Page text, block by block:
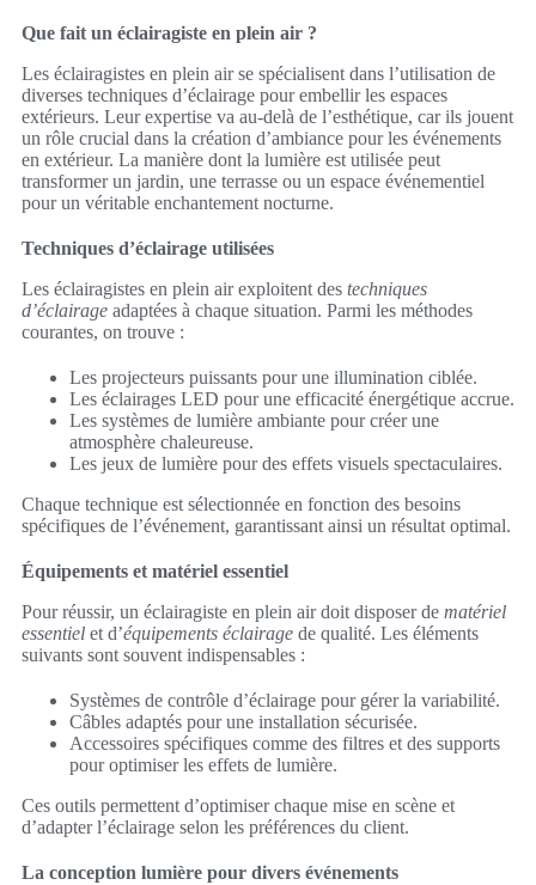
Que fait un éclairagiste en plein air ?
Les éclairagistes en plein air se spécialisent dans l’utilisation de
diverses techniques d’éclairage pour embellir les espaces
extérieurs. Leur expertise va au-delà de l’esthétique, car ils jouent
un rôle crucial dans la création d’ambiance pour les événements
en extérieur. La manière dont la lumière est utilisée peut
transformer un jardin, une terrasse ou un espace événementiel
pour un véritable enchantement nocturne.
Techniques d’éclairage utilisées
Les éclairagistes en plein air exploitent des techniques
d’éclairage adaptées à chaque situation. Parmi les méthodes
courantes, on trouve :
Les projecteurs puissants pour une illumination ciblée.
Les éclairages LED pour une efficacité énergétique accrue.
Les systèmes de lumière ambiante pour créer une
atmosphère chaleureuse.
Les jeux de lumière pour des effets visuels spectaculaires.
Chaque technique est sélectionnée en fonction des besoins
spécifiques de l’événement, garantissant ainsi un résultat optimal.
Équipements et matériel essentiel
Pour réussir, un éclairagiste en plein air doit disposer de matériel
essentiel et d’équipements éclairage de qualité. Les éléments
suivants sont souvent indispensables :
Systèmes de contrôle d’éclairage pour gérer la variabilité.
Câbles adaptés pour une installation sécurisée.
Accessoires spécifiques comme des filtres et des supports
pour optimiser les effets de lumière.
Ces outils permettent d’optimiser chaque mise en scène et
d’adapter l’éclairage selon les préférences du client.
La conception lumière pour divers événements